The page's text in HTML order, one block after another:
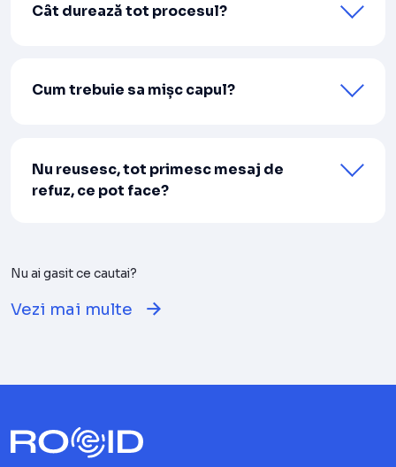
Cât durează tot procesul?
Cum trebuie sa mișc capul?
Nu reusesc, tot primesc mesaj de
refuz, ce pot face?
Nu ai gasit ce cautai?
Vezi mai multe